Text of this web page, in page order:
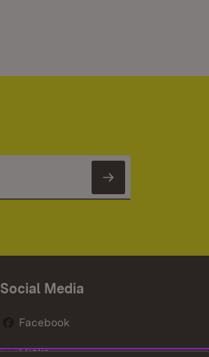
Newsletter
Social Media
Facebook
Flickr